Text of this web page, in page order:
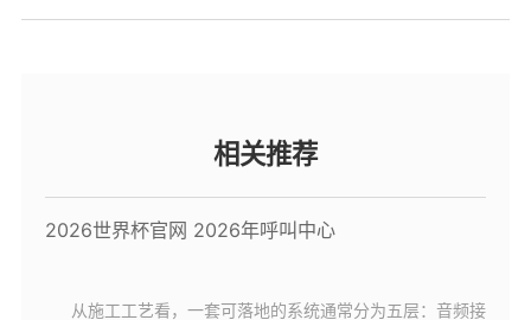
相关推荐
2026世界杯官网 2026年呼叫中心
从施工工艺看，一套可落地的系统通常分为五层：音频接